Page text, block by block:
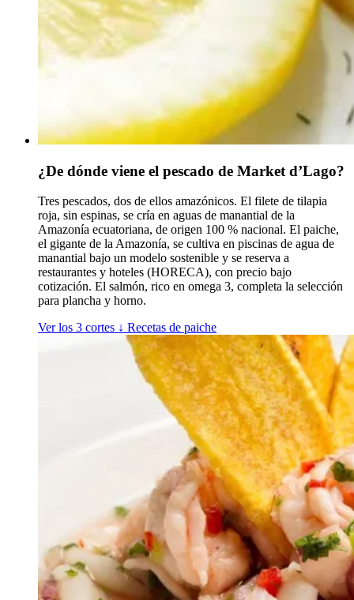
¿De dónde viene el pescado de Market d’Lago?
Tres pescados, dos de ellos amazónicos. El filete de tilapia
roja, sin espinas, se cría en aguas de manantial de la
Amazonía ecuatoriana, de origen 100 % nacional. El paiche,
el gigante de la Amazonía, se cultiva en piscinas de agua de
manantial bajo un modelo sostenible y se reserva a
restaurantes y hoteles (HORECA), con precio bajo
cotización. El salmón, rico en omega 3, completa la selección
para plancha y horno.
Ver los 3 cortes ↓ Recetas de paiche